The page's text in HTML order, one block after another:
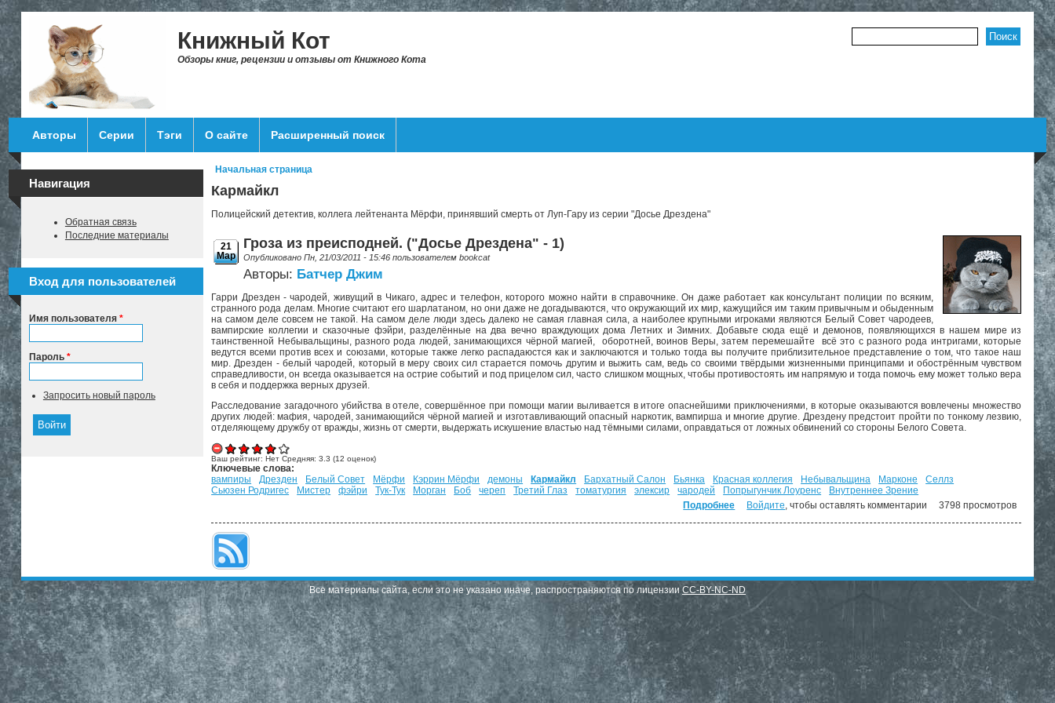
Перейти к основному содержанию
Книжный Кот
Обзоры книг, рецензии и отзывы от Книжного Кота
Форма поиска
Авторы Серии Тэги О сайте Расширенный поиск
Навигация
Обратная связь
Последние материалы
Вход для пользователей
Имя пользователя *
Пароль *
Запросить новый пароль
Вы здесь
Начальная страница
Кармайкл
Полицейский детектив, коллега лейтенанта Мёрфи, принявший смерть от Луп-Гару из серии "Досье Дрездена"
21
Мар
Гроза из преисподней. ("Досье Дрездена" - 1)
Опубликовано Пн, 21/03/2011 - 15:46 пользователемbookcat
Авторы: Батчер Джим
Гарри Дрезден - чародей, живущий в Чикаго, адрес и телефон, которого можно найти в справочнике. Он даже работает как консультант полиции по всяким,
странного рода делам. Многие считают его шарлатаном, но они даже не догадываются, что окружающий их мир, кажущийся им таким привычным и обыденным
на самом деле совсем не такой. На самом деле люди здесь далеко не самая главная сила, а наиболее крупными игроками являются Белый Совет чародеев,
вампирские коллегии и сказочные фэйри, разделённые на два вечно враждующих дома Летних и Зимних. Добавьте сюда ещё и демонов, появляющихся в нашем мире из
таинственной Небывальщины, разного рода людей, занимающихся чёрной магией, оборотней, воинов Веры, затем перемешайте всё это с разного рода интригами, которые
ведутся всеми против всех и союзами, которые также легко распадаюстся как и заключаются и только тогда вы получите приблизительное представление о том, что такое наш
мир. Дрезден - белый чародей, который в меру своих сил старается помочь другим и выжить сам, ведь со своими твёрдыми жизненными принципами и обострённым чувством
справедливости, он всегда оказывается на острие событий и под прицелом сил, часто слишком мощных, чтобы противостоять им напрямую и тогда помочь ему может только вера
в себя и поддержка верных друзей.
Расследование загадочного убийства в отеле, совершённое при помощи магии выливается в итоге опаснейшими приключениями, в которые оказываются вовлечены множество
других людей: мафия, чародей, занимающийся чёрной магией и изготавливающий опасный наркотик, вампирша и многие другие. Дрездену предстоит пройти по тонкому лезвию,
отделяющему дружбу от вражды, жизнь от смерти, выдержать искушение властью над тёмными силами, оправдаться от ложных обвинений со стороны Белого Совета.
Ваш рейтинг:Нет Средняя:3.3 (12 оценок)
Ключевые слова:
вампиры
Дрезден Белый Совет Мёрфи Кэррин Мёрфи демоны Кармайкл Бархатный Салон Бьянка Красная коллегия Небывальщина Марконе
Селлз
Сьюзен Родригес
Мистер фэйри Тук-Тук Морган Боб череп Третий Глаз томатургия элексир чародей Попрыгунчик Лоуренс
Внутреннее Зрение
Подробнее о Гроза из преисподней. ("Досье Дрездена" - 1)
Войдите, чтобы оставлять комментарии 3798 просмотров
Все материалы сайта, если это не указано иначе, распространяются по лицензии CC-BY-NC-ND